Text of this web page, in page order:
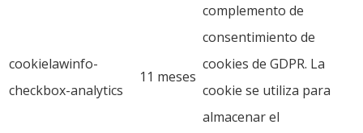
cookielawinfo-
checkbox-analytics
11 meses
complemento de
consentimiento de
cookies de GDPR. La
cookie se utiliza para
almacenar el